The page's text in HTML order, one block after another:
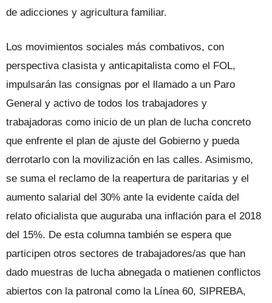
de adicciones y agricultura familiar.
Los movimientos sociales más combativos, con
perspectiva clasista y anticapitalista como el FOL,
impulsarán las consignas por el llamado a un Paro
General y activo de todos los trabajadores y
trabajadoras como inicio de un plan de lucha concreto
que enfrente el plan de ajuste del Gobierno y pueda
derrotarlo con la movilización en las calles. Asimismo,
se suma el reclamo de la reapertura de paritarias y el
aumento salarial del 30% ante la evidente caída del
relato oficialista que auguraba una inflación para el 2018
del 15%. De esta columna también se espera que
participen otros sectores de trabajadores/as que han
dado muestras de lucha abnegada o matienen conflictos
abiertos con la patronal como la Línea 60, SIPREBA,